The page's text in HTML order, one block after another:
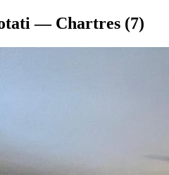
— Chartres (7)